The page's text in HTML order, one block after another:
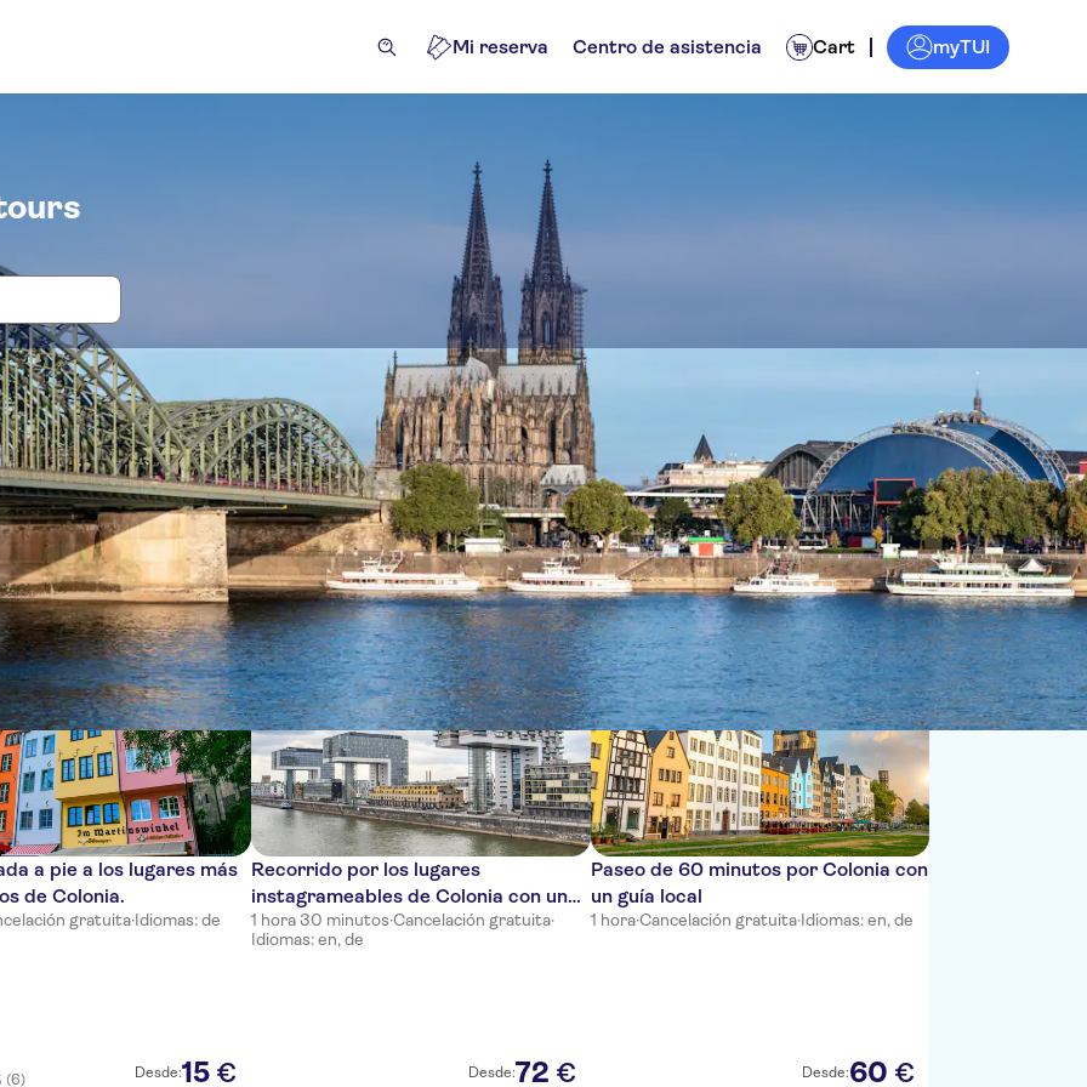
Mi reserva Centro de asistencia Cart myTUI
y visitas guiadas para Puente Hohenzollern
Atracciones y visitas guiadas Excursiones de un día Experiencias para lugareños
Ordenar por:
a pie a los lugares más
de Colonia.
gratuita·Idiomas: de
(6) Desde:15 €
Recorrido por los lugares
instagrameables de Colonia con un
local
1 hora 30 minutos·Cancelación gratuita·
Idiomas: en, de
Desde:72 €
Paseo de 60 minutos por Colonia con
un guía local
1 hora·Cancelación gratuita·Idiomas: en, de
Desde:60 €